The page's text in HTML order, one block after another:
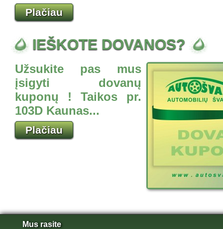
Plačiau
IEŠKOTE DOVANOS?
Užsukite pas mus
įsigyti dovanų
kuponų ! Taikos pr.
103D Kaunas...
Plačiau
Mus rasite